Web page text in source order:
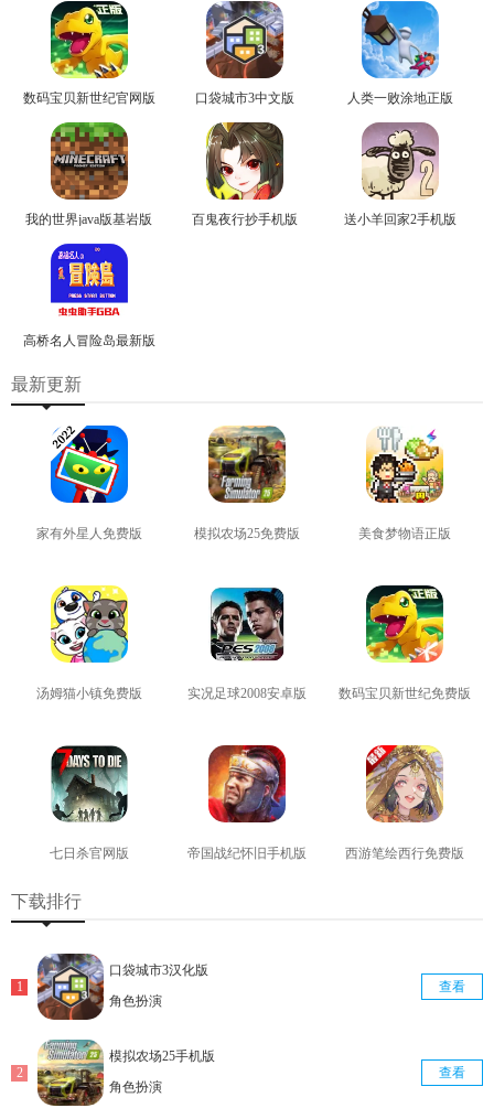
数码宝贝新世纪官网版 口袋城市3中文版 人类一败涂地正版
我的世界java版基岩版 百鬼夜行抄手机版 送小羊回家2手机版
高桥名人冒险岛最新版
最新更新
家有外星人免费版 模拟农场25免费版 美食梦物语正版
汤姆猫小镇免费版 实况足球2008安卓版 数码宝贝新世纪免费版
七日杀官网版 帝国战纪怀旧手机版 西游笔绘西行免费版
下载排行
口袋城市3汉化版
角色扮演
查看
模拟农场25手机版
角色扮演
查看